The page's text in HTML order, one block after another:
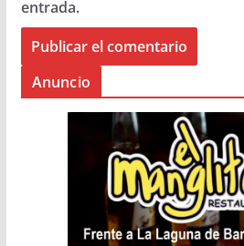
entrada.
Anuncio